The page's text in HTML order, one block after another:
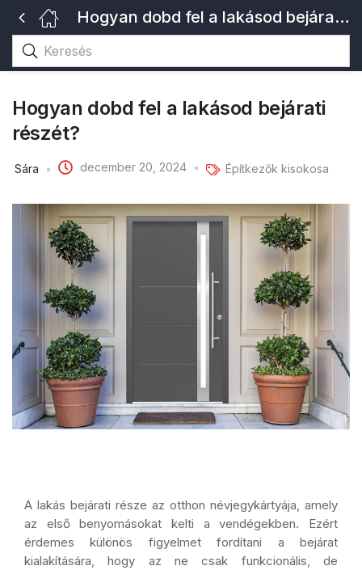
Hogyan dobd fel a lakásod bejárati részét?
Hogyan dobd fel a lakásod bejárati
részét?
Sára december 20, 2024 Építkezők kisokosa
A lakás bejárati része az otthon névjegykártyája, amely
az első benyomásokat kelti a vendégekben. Ezért
érdemes különös figyelmet fordítani a bejárat
kialakítására, hogy az ne csak funkcionális, de